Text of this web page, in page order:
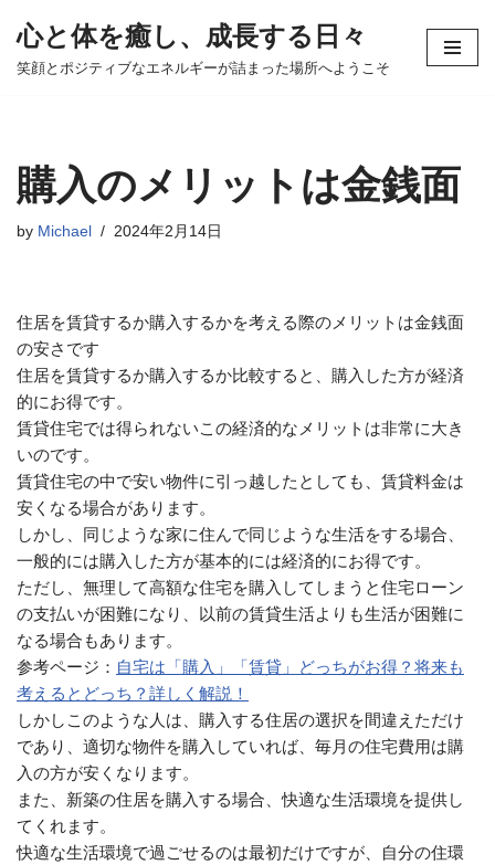
コ
ツ
へ
キ
心と体を癒し、成長する日々
笑顔とポジティブなエネルギーが詰まった場所へようこそ
購入のメリットは金銭面
by Michael 2024年2月14日
住居を賃貸するか購入するかを考える際のメリットは金銭面
の安さです
住居を賃貸するか購入するか比較すると、購入した方が経済
的にお得です。
賃貸住宅では得られないこの経済的なメリットは非常に大き
いのです。
賃貸住宅の中で安い物件に引っ越したとしても、賃貸料金は
安くなる場合があります。
しかし、同じような家に住んで同じような生活をする場合、
一般的には購入した方が基本的には経済的にお得です。
ただし、無理して高額な住宅を購入してしまうと住宅ローン
の支払いが困難になり、以前の賃貸生活よりも生活が困難に
なる場合もあります。
参考ページ： 自宅は「購入」「賃貸」どっちがお得？将来も
考えるとどっち？詳しく解説！
しかしこのような人は、購入する住居の選択を間違えただけ
であり、適切な物件を購入していれば、毎月の住宅費用は購
入の方が安くなります。
また、新築の住居を購入する場合、快適な生活環境を提供し
てくれます。
快適な生活環境で過ごせるのは最初だけですが、自分の住環